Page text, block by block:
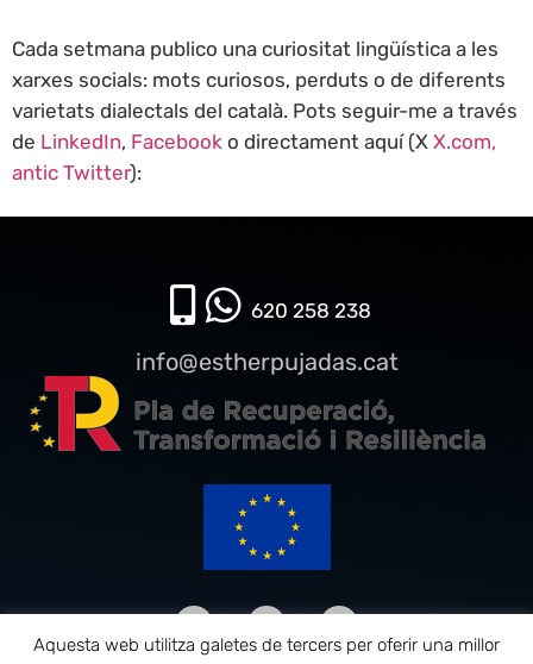
Cada setmana publico una curiositat lingüística a les
xarxes socials: mots curiosos, perduts o de diferents
varietats dialectals del català. Pots seguir-me a través
de LinkedIn, Facebook o directament aquí (X X.com,
antic Twitter):
620 258 238​
info@estherpujadas.cat
Aquesta web utilitza galetes de tercers per oferir una millor